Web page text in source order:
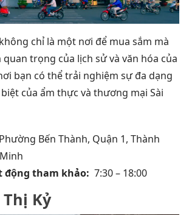
chỉ là một nơi để mua sắm mà
trọng của lịch sử và văn hóa của
bạn có thể trải nghiệm sự đa dạng
của ẩm thực và thương mại Sài
Phường Bến Thành, Quận 1, Thành
động tham khảo: 7:30 – 18:00
Thị Kỷ